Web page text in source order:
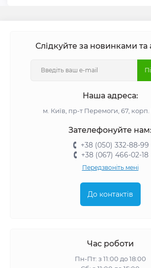
Слідкуйте за новинками та
Наша адреса:
м. Київ, пр-т Перемоги, 67, корп.
Зателефонуйте нам:
+38 (050) 332-88-99
+38 (067) 466-02-18
Передзвоніть мені
До контактів
Час роботи
Пн-Пт: з 11:00 до 18:00